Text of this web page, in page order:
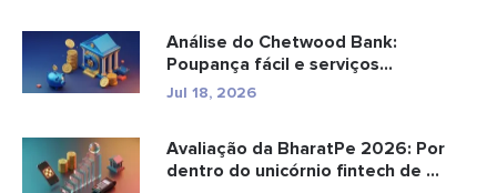
Análise do Chetwood Bank:
Poupança fácil e serviços
bancários...
Jul 18, 2026
Avaliação da BharatPe 2026: Por
dentro do unicórnio fintech de ...